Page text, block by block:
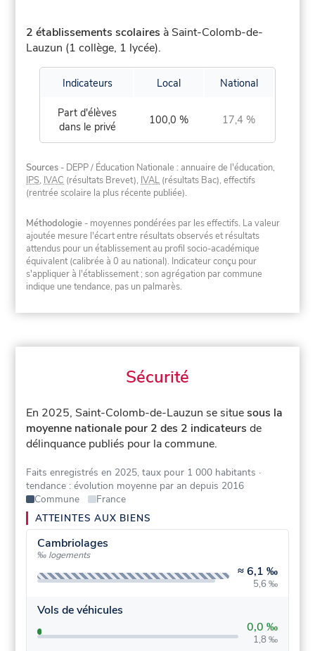
2 établissements scolaires à Saint-Colomb-de-
Lauzun (1 collège, 1 lycée).
Indicateurs Local National
Part d'élèves
dans le privé
100,0 % 17,4 %
Sources - DEPP / Éducation Nationale : annuaire de l'éducation,
IPS, IVAC (résultats Brevet), IVAL (résultats Bac), effectifs
(rentrée scolaire la plus récente publiée).
Méthodologie - moyennes pondérées par les effectifs. La valeur
ajoutée mesure l'écart entre résultats observés et résultats
attendus pour un établissement au profil socio-académique
équivalent (calibrée à 0 au national). Indicateur conçu pour
s'appliquer à l'établissement ; son agrégation par commune
indique une tendance, pas un palmarès.
Sécurité
En 2025, Saint-Colomb-de-Lauzun se situesous la
moyenne nationale pour 2 des 2 indicateurs de
délinquance publiés pour la commune.
Faits enregistrés en 2025, taux pour 1 000 habitants ·
tendance : évolution moyenne par an depuis 2016
Commune
France
ATTEINTES AUX BIENS
Cambriolages
‰ logements
≈6,1 ‰
5,6 ‰
Vols de véhicules
0,0 ‰
1,8 ‰